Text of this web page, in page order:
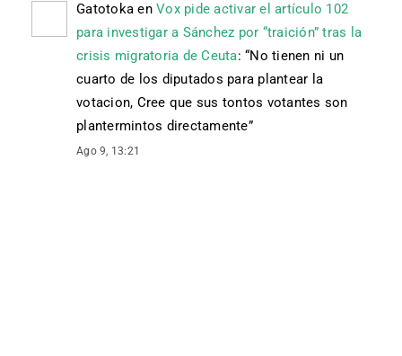
Gatotoka en Vox pide activar el artículo 102
para investigar a Sánchez por “traición” tras la
crisis migratoria de Ceuta: “No tienen ni un
cuarto de los diputados para plantear la
votacion, Cree que sus tontos votantes son
plantermintos directamente”
Ago 9, 13:21